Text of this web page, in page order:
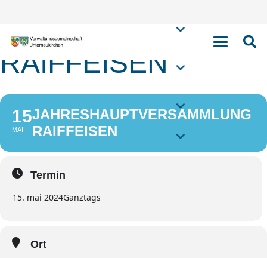
RAIFFEISEN
15
MAI
JAHRESHAUPTVERSAMMLUNG
RAIFFEISEN
Termin
15. mai 2024Ganztags
Ort